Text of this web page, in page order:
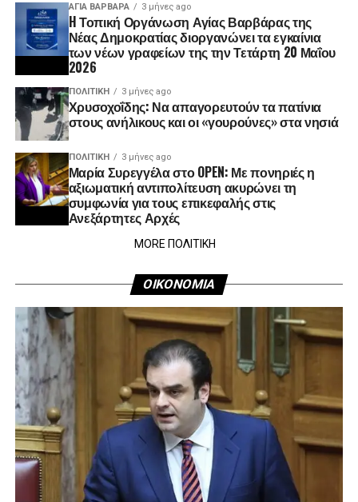
ΑΓΙΑ ΒΑΡΒΑΡΑ 3 μήνες ago
H Τοπική Οργάνωση Αγίας Βαρβάρας της
Νέας Δημοκρατίας διοργανώνει τα εγκαίνια
των νέων γραφείων της την Τετάρτη 20 Μαΐου
2026
ΠΟΛΙΤΙΚΉ 3 μήνες ago
Χρυσοχοΐδης: Να απαγορευτούν τα πατίνια
στους ανήλικους και οι «γουρούνες» στα νησιά
ΠΟΛΙΤΙΚΉ 3 μήνες ago
Μαρία Συρεγγέλα στο OPEN: Με πονηριές η
αξιωματική αντιπολίτευση ακυρώνει τη
συμφωνία για τους επικεφαλής στις
Ανεξάρτητες Αρχές
MORE ΠΟΛΙΤΙΚΗ
ΟΙΚΟΝΟΜΙΑ